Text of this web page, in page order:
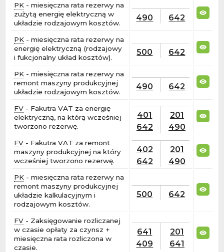
PK - miesięczna rata rezerwy na
zużytą energię elektryczną w
układzie rodzajowym kosztów.
490 642
PK - miesięczna rata rezerwy na
energię elektryczną (rodzajowy
i fukcjonalny układ kosztów).
500 642
PK - miesięczna rata rezerwy na
remont maszyny produkcyjnej
układzie rodzajowym kosztów.
490 642
FV - Fakutra VAT za energię
elektryczną, na którą wcześniej
tworzono rezerwę.
401
642
201
490
FV - Fakutra VAT za remont
maszyny produkcyjnej na który
wcześniej tworzono rezerwę.
402
642
201
490
PK - miesięczna rata rezerwy na
remont maszyny produkcyjnej
układzie kalkulacyjnym i
rodzajowym kosztów.
500 642
FV - Zaksięgowanie rozliczanej
w czasie opłaty za czynsz +
miesięczna rata rozliczona w
czasie.
641
409
201
641